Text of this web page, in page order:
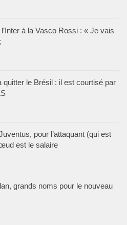
à la Vasco Rossi : « Je vais
quitter le Brésil : il est courtisé par
pour l’attaquant (qui est
est le salaire
grands noms pour le nouveau